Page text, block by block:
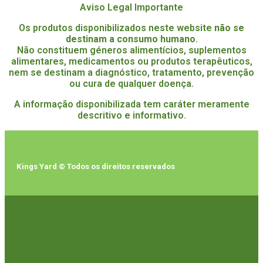
Aviso Legal Importante
Os produtos disponibilizados neste website não se
destinam a consumo humano.
Não constituem géneros alimentícios, suplementos
alimentares, medicamentos ou produtos terapêuticos,
nem se destinam a diagnóstico, tratamento, prevenção
ou cura de qualquer doença.
A informação disponibilizada tem caráter meramente
descritivo e informativo.
Kings Yard © Todos os direitos reservados